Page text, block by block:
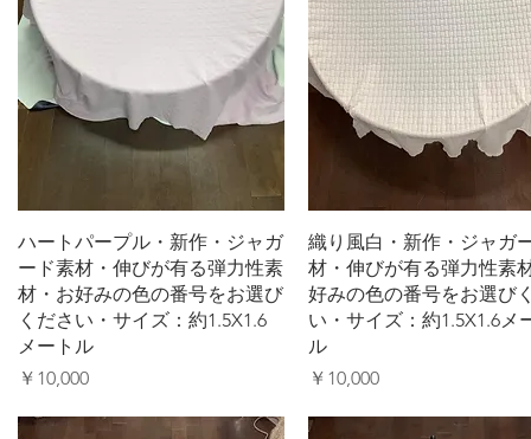
クイックビュー
ハートパープル・新作・ジャガ
ード素材・伸びが有る弾力性素
材・お好みの色の番号をお選び
ください・サイズ：約1.5X1.6
メートル
価格
￥10,000
クイックビュー
織り風白・新作・ジャガ
材・伸びが有る弾力性素
好みの色の番号をお選び
い・サイズ：約1.5X1.6メ
ル
価格
￥10,000